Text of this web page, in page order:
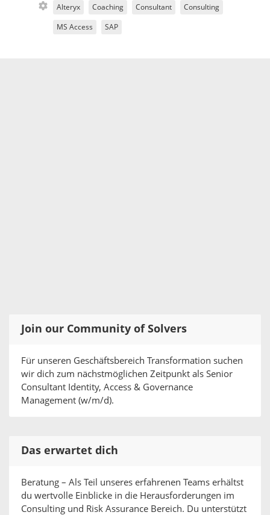
Alteryx Coaching Consultant Consulting
MS Access SAP
Join our Community of Solvers
Für unseren Geschäftsbereich Transformation suchen
wir dich zum nächstmöglichen Zeitpunkt als Senior
Consultant Identity, Access & Governance
Management (w/m/d).
Das erwartet dich
Beratung – Als Teil unseres erfahrenen Teams erhältst
du wertvolle Einblicke in die Herausforderungen im
Consulting und Risk Assurance Bereich. Du unterstützt